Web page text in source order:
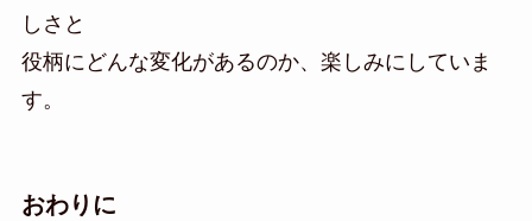
しさと
役柄にどんな変化があるのか、楽しみにしていま
す。
おわりに